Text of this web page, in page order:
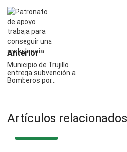
Anterior
Municipio de Trujillo
entrega subvención a
Bomberos por…
Artículos relacionados